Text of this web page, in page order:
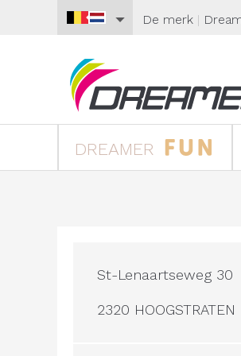
De merk |
DREAMER
St-Lenaartseweg 30
2320 HOOGSTRATEN